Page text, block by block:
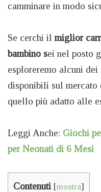
camminare in modo
Se cerchi il miglior
bambino sei nel posto
esploreremo alcuni
disponibili sul mercato
quello più adatto alle
Leggi Anche: Giochi
per Neonati di 6 Mesi
Contenuti [mostra]